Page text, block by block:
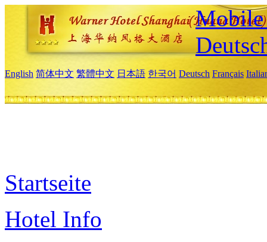
Mobile
English 简体中文 繁體中文 日本語 한국어 Deutsch Français
Startseite
Hotel Info